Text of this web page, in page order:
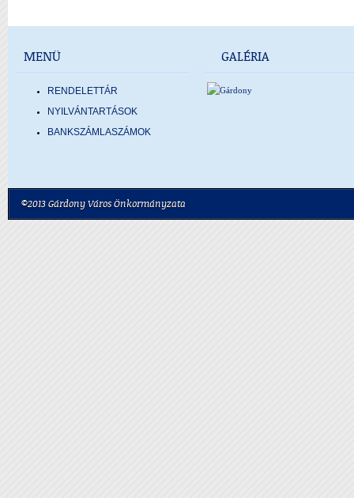
MENÜ
RENDELETTÁR
NYILVÁNTARTÁSOK
BANKSZÁMLASZÁMOK
GALÉRIA
©2013 Gárdony Város Önkormányzata